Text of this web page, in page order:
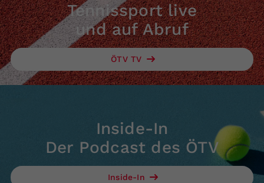
Tennissport live
und auf Abruf
ÖTV TV
Inside-In
Der Podcast des ÖTV
Inside-In